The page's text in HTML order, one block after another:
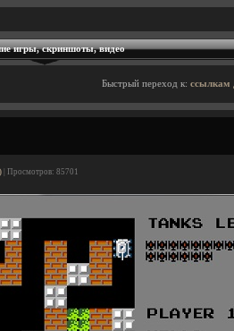
игры, скриншоты, видео
Быстрый переход к: ссылкам
| Просмотров: 85701